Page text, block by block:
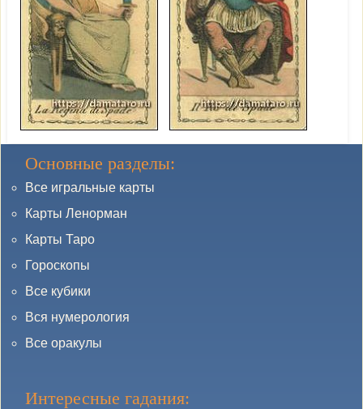
Основные разделы:
Все игральные карты
Карты Ленорман
Карты Таро
Гороскопы
Все кубики
Вся нумерология
Все оракулы
Интересные гадания: